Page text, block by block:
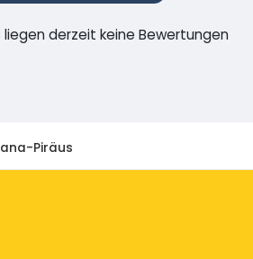
liegen derzeit keine Bewertungen
Piräus